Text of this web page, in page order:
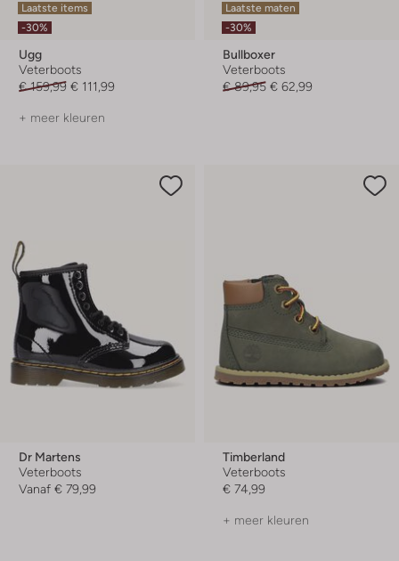
Laatste items
-30%
Ugg
Veterboots
€ 159,99 € 111,99
+ meer kleuren
Laatste maten
-30%
Bullboxer
Veterboots
€ 89,95 € 62,99
Dr Martens
Veterboots
Vanaf € 79,99
Timberland
Veterboots
€ 74,99
+ meer kleuren